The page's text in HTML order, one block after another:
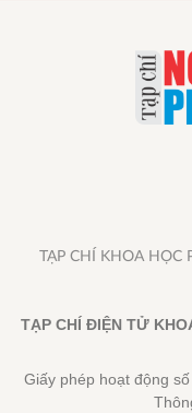
TẠP CHÍ KHOA HỌC
TẠP CHÍ ĐIỆN TỬ
Giấy phép hoạt động